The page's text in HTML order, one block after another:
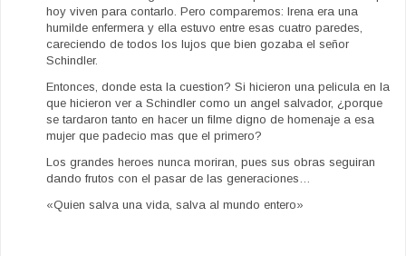
hoy viven para contarlo. Pero comparemos: Irena era una
humilde enfermera y ella estuvo entre esas cuatro paredes,
careciendo de todos los lujos que bien gozaba el señor
Schindler.
Entonces, donde esta la cuestion? Si hicieron una pelicula en la
que hicieron ver a Schindler como un angel salvador, ¿porque
se tardaron tanto en hacer un filme digno de homenaje a esa
mujer que padecio mas que el primero?
Los grandes heroes nunca moriran, pues sus obras seguiran
dando frutos con el pasar de las generaciones…
«Quien salva una vida, salva al mundo entero»